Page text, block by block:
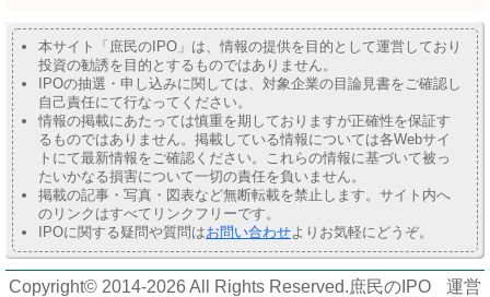
本サイト「庶民のIPO」は、情報の提供を目的として運営しており
投資の勧誘を目的とするものではありません。
IPOの抽選・申し込みに関しては、対象企業の目論見書をご確認し
自己責任にて行なってください。
情報の掲載にあたっては慎重を期しておりますが正確性を保証す
るものではありません。掲載している情報については各Webサイ
トにて最新情報をご確認ください。これらの情報に基づいて被っ
たいかなる損害について一切の責任を負いません。
掲載の記事・写真・図表など無断転載を禁止します。サイト内へ
のリンクはすべてリンクフリーです。
IPOに関する疑問や質問はお問い合わせよりお気軽にどうぞ。
Copyright© 2014-2026 All Rights Reserved.庶民のIPO 運営